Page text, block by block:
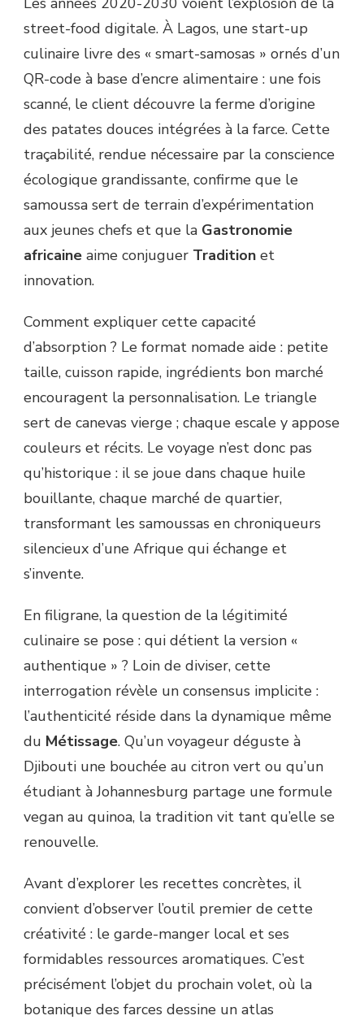
street-food digitale. À Lagos, une start-up
culinaire livre des « smart-samosas » ornés d’un
QR-code à base d’encre alimentaire : une fois
scanné, le client découvre la ferme d’origine
des patates douces intégrées à la farce. Cette
traçabilité, rendue nécessaire par la conscience
écologique grandissante, confirme que le
samoussa sert de terrain d’expérimentation
aux jeunes chefs et que la Gastronomie
africaine aime conjuguer Tradition et
innovation.
Comment expliquer cette capacité
d’absorption ? Le format nomade aide : petite
taille, cuisson rapide, ingrédients bon marché
encouragent la personnalisation. Le triangle
sert de canevas vierge ; chaque escale y appose
couleurs et récits. Le voyage n’est donc pas
qu’historique : il se joue dans chaque huile
bouillante, chaque marché de quartier,
transformant les samoussas en chroniqueurs
silencieux d’une Afrique qui échange et
s’invente.
En filigrane, la question de la légitimité
culinaire se pose : qui détient la version «
authentique » ? Loin de diviser, cette
interrogation révèle un consensus implicite :
l’authenticité réside dans la dynamique même
du Métissage. Qu’un voyageur déguste à
Djibouti une bouchée au citron vert ou qu’un
étudiant à Johannesburg partage une formule
vegan au quinoa, la tradition vit tant qu’elle se
renouvelle.
Avant d’explorer les recettes concrètes, il
convient d’observer l’outil premier de cette
créativité : le garde-manger local et ses
formidables ressources aromatiques. C’est
précisément l’objet du prochain volet, où la
botanique des farces dessine un atlas